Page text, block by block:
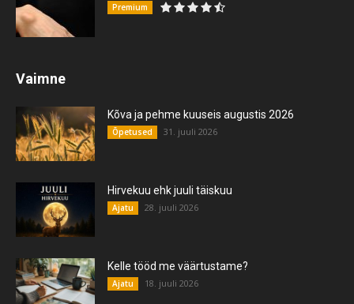
Premium
Vaimne
Kõva ja pehme kuuseis augustis 2026
Õpetused 31. juuli 2026
Hirvekuu ehk juuli täiskuu
Ajatu 28. juuli 2026
Kelle tööd me väärtustame?
Ajatu 18. juuli 2026